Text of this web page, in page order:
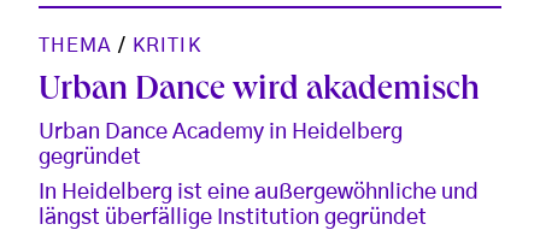
THEMA / KRITIK
Urban Dance wird akademisch
Urban Dance Academy in Heidelberg
gegründet
In Heidelberg ist eine außergewöhnliche und
längst überfällige Institution gegründet